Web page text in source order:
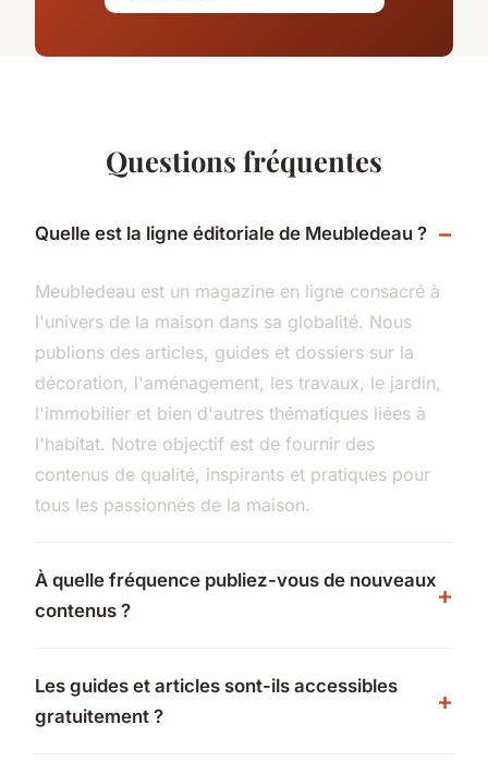
Questions fréquentes
Quelle est la ligne éditoriale de Meubledeau ?
Meubledeau est un magazine en ligne consacré à
l'univers de la maison dans sa globalité. Nous
publions des articles, guides et dossiers sur la
décoration, l'aménagement, les travaux, le jardin,
l'immobilier et bien d'autres thématiques liées à
l'habitat. Notre objectif est de fournir des
contenus de qualité, inspirants et pratiques pour
tous les passionnés de la maison.
À quelle fréquence publiez-vous de nouveaux
contenus ?
Les guides et articles sont-ils accessibles
gratuitement ?